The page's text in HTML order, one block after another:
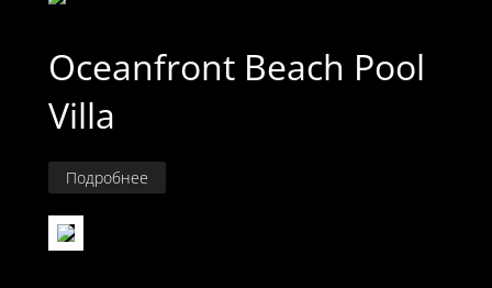
Oceanfront Beach Pool
Villa
Подробнее